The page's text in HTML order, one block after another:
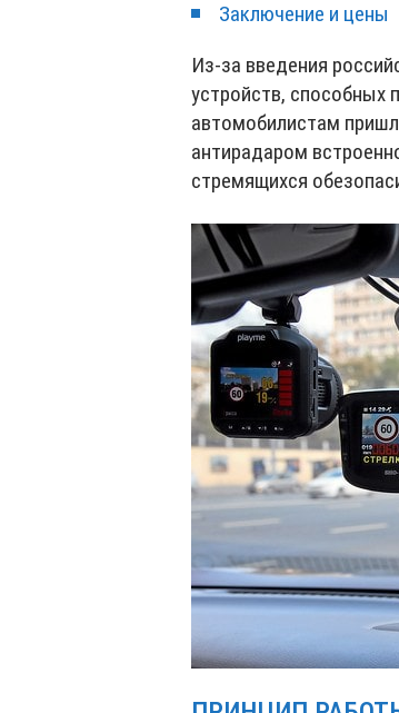
Заключение и цены
Из-за введения
устройств, способных
автомобилистам
антирадаром
стремящихся